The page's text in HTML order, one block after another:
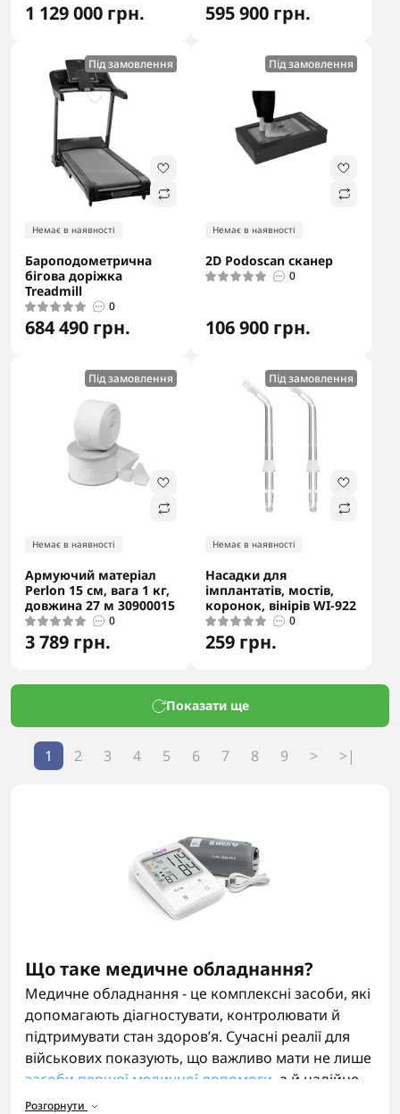
1 129 000 грн. 595 900 грн.
Під замовлення
Немає в наявності
Бароподометрична
бігова доріжка
Treadmill
0
684 490 грн.
Під замовлення
Немає в наявності
2D Podoscan сканер
0
106 900 грн.
Під замовлення
Немає в наявності
Армуючий матеріал
Perlon 15 см, вага 1 кг,
довжина 27 м 30900015
0
3 789 грн.
Під замовлення
Немає в наявності
Насадки для
імплантатів, мостів,
коронок, вінірів WI-922
0
259 грн.
Показати ще
1 2 3 4 5 6 7 8 9 > >|
Що таке медичне обладнання?
Медичне обладнання - це комплексні засоби, які
допомагають діагностувати, контролювати й
підтримувати стан здоров’я. Сучасні реалії для
військових показують, що важливо мати не лише
засоби першої медичної допомоги , а й надійне
медобладнання для діагностування та
Розгорнути